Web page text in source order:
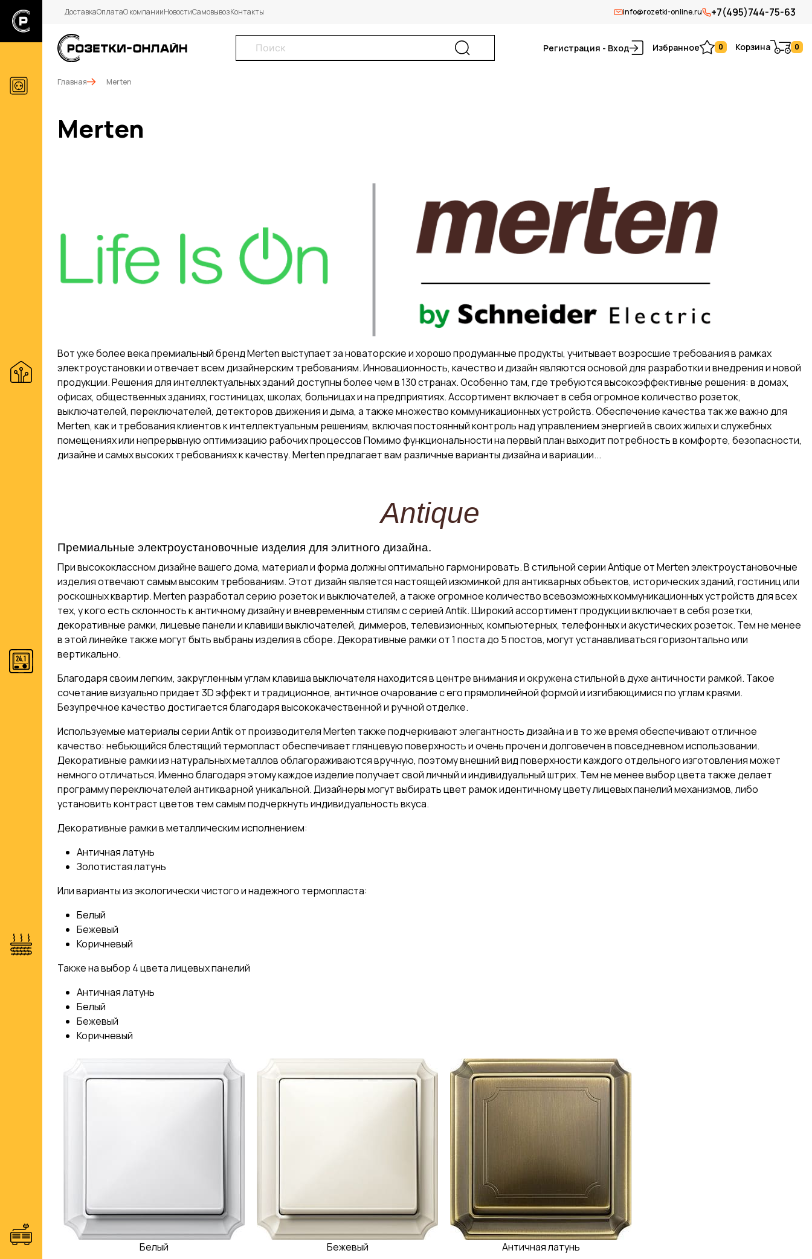
ДоставкаОплатаО компанииНовостиСамовывозКонтакты info@rozetki-online.ru +7(495)744-75-63
Регистрация - Вход Избранное 0 Корзина 0
Главная Merten
Merten
Вот уже более века премиальный бренд Merten выступает за новаторские и хорошо продуманные продукты, учитывает возросшие требования в рамках
электроустановки и отвечает всем дизайнерским требованиям. Инновационность, качество и дизайн являются основой для разработки и внедрения и новой
продукции. Решения для интеллектуальных зданий доступны более чем в 130 странах. Особенно там, где требуются высокоэффективные решения: в домах,
офисах, общественных зданиях, гостиницах, школах, больницах и на предприятиях. Ассортимент включает в себя огромное количество розеток,
выключателей, переключателей, детекторов движения и дыма, а также множество коммуникационных устройств. Обеспечение качества так же важно для
Merten, как и требования клиентов к интеллектуальным решениям, включая постоянный контроль над управлением энергией в своих жилых и служебных
помещениях или непрерывную оптимизацию рабочих процессов Помимо функциональности на первый план выходит потребность в комфорте, безопасности,
дизайне и самых высоких требованиях к качеству. Merten предлагает вам различные варианты дизайна и вариации...
Antique
Премиальные электроустановочные изделия для элитного дизайна.
При высококлассном дизайне вашего дома, материал и форма должны оптимально гармонировать. В стильной серии Antique от Merten электроустановочные
изделия отвечают самым высоким требованиям. Этот дизайн является настоящей изюминкой для антикварных объектов, исторических зданий, гостиниц или
роскошных квартир. Merten разработал серию розеток и выключателей, а также огромное количество всевозможных коммуникационных устройств для всех
тех, у кого есть склонность к античному дизайну и вневременным стилям с серией Antik. Широкий ассортимент продукции включает в себя розетки,
декоративные рамки, лицевые панели и клавиши выключателей, диммеров, телевизионных, компьютерных, телефонных и акустических розеток. Тем не менее
в этой линейке также могут быть выбраны изделия в сборе. Декоративные рамки от 1 поста до 5 постов, могут устанавливаться горизонтально или
вертикально.
Благодаря своим легким, закругленным углам клавиша выключателя находится в центре внимания и окружена стильной в духе античности рамкой. Такое
сочетание визуально придает 3D эффект и традиционное, античное очарование с его прямолинейной формой и изгибающимися по углам краями.
Безупречное качество достигается благодаря высококачественной и ручной отделке.
Используемые материалы серии Antik от производителя Merten также подчеркивают элегантность дизайна и в то же время обеспечивают отличное
качество: небьющийся блестящий термопласт обеспечивает глянцевую поверхность и очень прочен и долговечен в повседневном использовании.
Декоративные рамки из натуральных металлов облагораживаются вручную, поэтому внешний вид поверхности каждого отдельного изготовления может
немного отличаться. Именно благодаря этому каждое изделие получает свой личный и индивидуальный штрих. Тем не менее выбор цвета также делает
программу переключателей антикварной уникальной. Дизайнеры могут выбирать цвет рамок идентичному цвету лицевых панелий механизмов, либо
установить контраст цветов тем самым подчеркнуть индивидуальность вкуса.
Декоративные рамки в металлическим исполнением:
Античная латунь
Золотистая латунь
Или варианты из экологически чистого и надежного термопласта:
Белый
Бежевый
Коричневый
Также на выбор 4 цвета лицевых панелий
Античная латунь
Белый
Бежевый
Коричневый
Белый Бежевый Античная латунь